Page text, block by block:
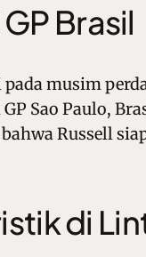
Brasil
musim
Sao Paulo,
Russell
di